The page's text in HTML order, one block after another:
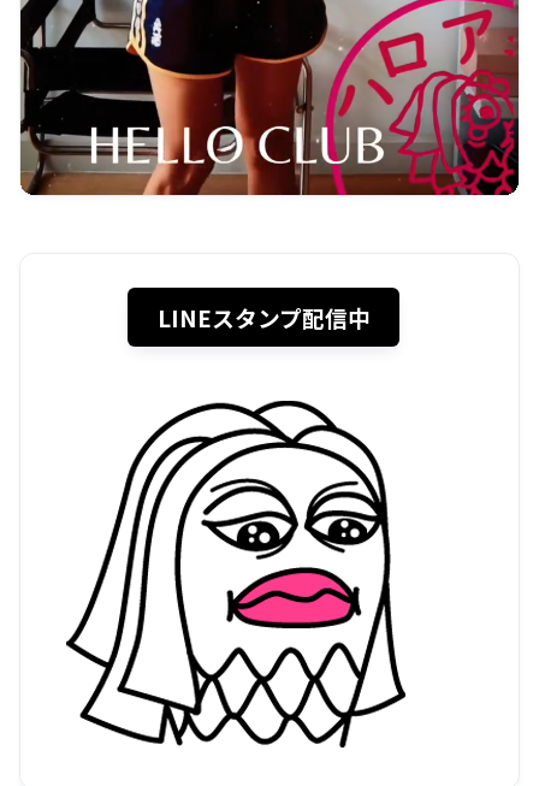
LINEスタンプ配信中